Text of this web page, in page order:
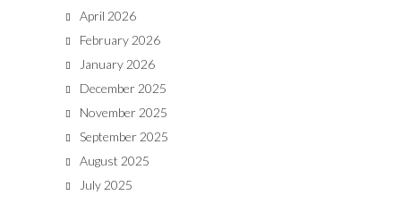
April 2026
February 2026
January 2026
December 2025
November 2025
September 2025
August 2025
July 2025